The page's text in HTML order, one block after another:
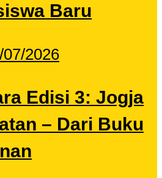
Baru
07/2026
Edisi 3: Jogja
– Dari Buku